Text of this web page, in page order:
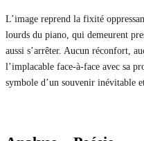
L’image reprend la fixité
lourds du piano, qui demeurent
aussi s’arrêter. Aucun réconfort,
l’implacable face-à-face avec sa
symbole d’un souvenir inévitable